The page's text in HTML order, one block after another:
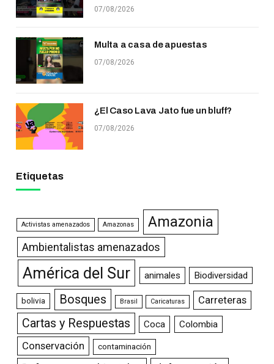
07/08/2026
Multa a casa de apuestas
07/08/2026
¿El Caso Lava Jato fue un bluff?
07/08/2026
Etiquetas
Activistas amenazados Amazonas Amazonia
Ambientalistas amenazados
América del Sur animales Biodiversidad
bolivia Bosques Brasil Caricaturas Carreteras
Cartas y Respuestas Coca Colombia
Conservación contaminación